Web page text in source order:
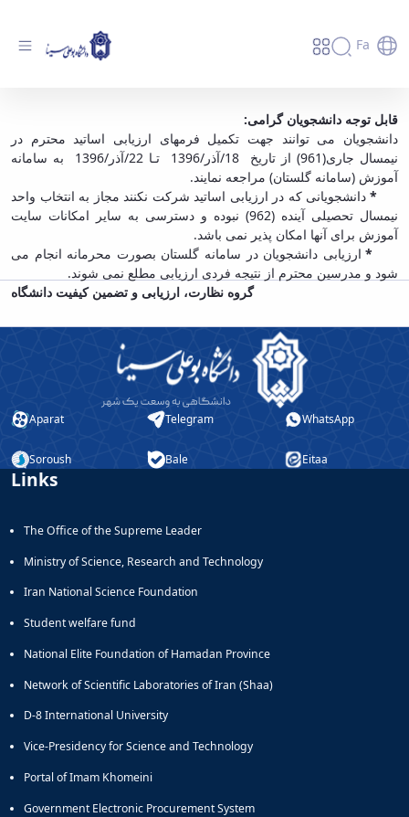
Fa
اطلاعیه ارزیابی دانشجویی اساتید در نیمسال اول
سال تحصیلی جاری - دانشگاه بوعلی سینا همدان
قابل توجه دانشجویان گرامی:
دانشجویان می­ توانند جهت تکمیل فرمهای ­ارزیابی­ اساتید محترم در
نیمسال ­جاری(961) از تاریخ 18/آذر/1396 تـا 22/آذر/1396 به سامانه
آموزش (سامانه گلستان) مراجعه نمایند.
*دانشجویانی که در ارزیابی اساتید شرکت نکنند مجاز به انتخاب واحد
نیمسال تحصیلی آینده (962) نبوده و دسترسی به سایر امکانات سایت
آموزش برای آنها امکان پذیر نمی باشد.
* ارزیابی دانشجویان در سامانه گلستان بصورت محرمانه انجام می
شود و مدرسین محترم از نتیجه فردی ارزیابی مطلع نمی شوند.
گروه نظارت، ارزیابی و تضمین کیفیت دانشگاه
Aparat Telegram WhatsApp
Soroush Bale Eitaa
Links
The Office of the Supreme Leader
Ministry of Science, Research and Technology
Iran National Science Foundation
Student welfare fund
National Elite Foundation of Hamadan Province
Network of Scientific Laboratories of Iran (Shaa)
D-8 International University
Vice-Presidency for Science and Technology
Portal of Imam Khomeini
Government Electronic Procurement System